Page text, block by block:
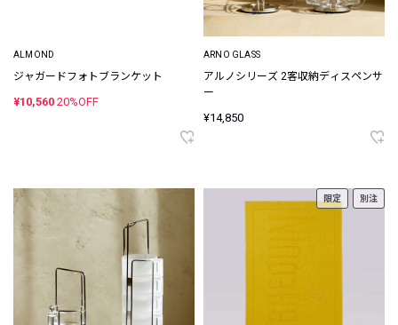
ALMOND
ジャガードフォトブランケット
¥10,560 20%OFF
ARNO GLASS
アルノシリーズ 2客収納ディスペンサ
ー
¥14,850
限定 別注